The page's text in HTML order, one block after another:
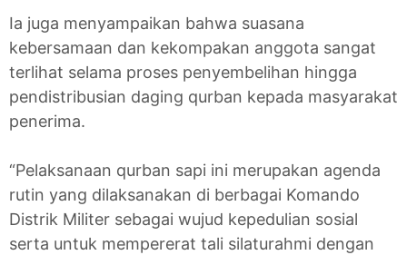
Ia juga menyampaikan bahwa suasana
kebersamaan dan kekompakan anggota sangat
terlihat selama proses penyembelihan hingga
pendistribusian daging qurban kepada masyarakat
penerima.
“Pelaksanaan qurban sapi ini merupakan agenda
rutin yang dilaksanakan di berbagai Komando
Distrik Militer sebagai wujud kepedulian sosial
serta untuk mempererat tali silaturahmi dengan